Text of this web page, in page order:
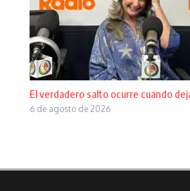
El verdadero salto ocurre cuando
6 de agosto de 2026